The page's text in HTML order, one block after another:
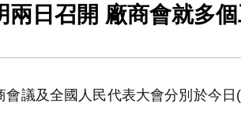
兩日召開 廠商會就多
議及全國人民代表大會分別於今